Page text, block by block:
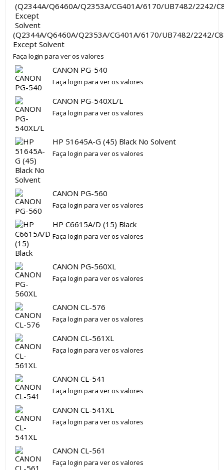
(Q2344A/Q6460A/Q2353A/CG401A/6170/UB7482/2242/
Except Solvent
Faça login para ver os valores
CANON PG-540
Faça login para ver os valores
CANON PG-540XL/L
Faça login para ver os valores
HP 51645A-G (45) Black No Solvent
Faça login para ver os valores
CANON PG-560
Faça login para ver os valores
HP C6615A/D (15) Black
Faça login para ver os valores
CANON PG-560XL
Faça login para ver os valores
CANON CL-576
Faça login para ver os valores
CANON CL-561XL
Faça login para ver os valores
CANON CL-541
Faça login para ver os valores
CANON CL-541XL
Faça login para ver os valores
CANON CL-561
Faça login para ver os valores